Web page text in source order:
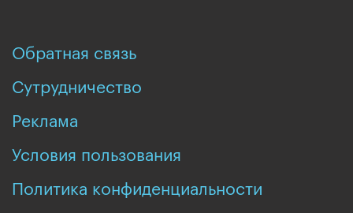
Обратная связь
Сутрудничество
Реклама
Условия пользования
Политика конфиденциальности